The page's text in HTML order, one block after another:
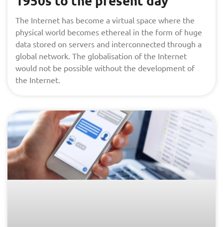
The Internet has become a virtual space where the
physical world becomes ethereal in the form of huge
data stored on servers and interconnected through a
global network. The globalisation of the Internet
would not be possible without the development of
the Internet.